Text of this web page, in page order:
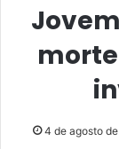
4 de agosto